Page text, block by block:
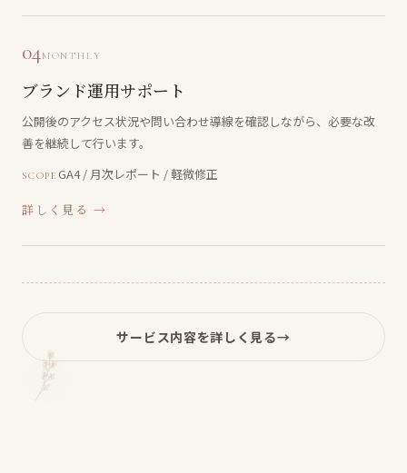
04MONTHLY
ブランド運用サポート
公開後のアクセス状況や問い合わせ導線を確認しながら、必要な改
善を継続して行います。
SCOPE GA4 / 月次レポート / 軽微修正
詳しく見る →
サービス内容を詳しく見る→